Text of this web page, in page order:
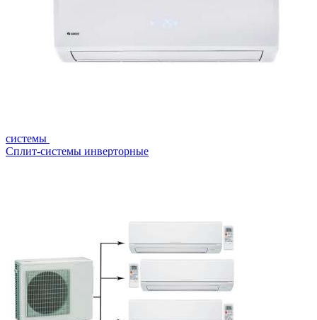
системы
Сплит-системы инверторные